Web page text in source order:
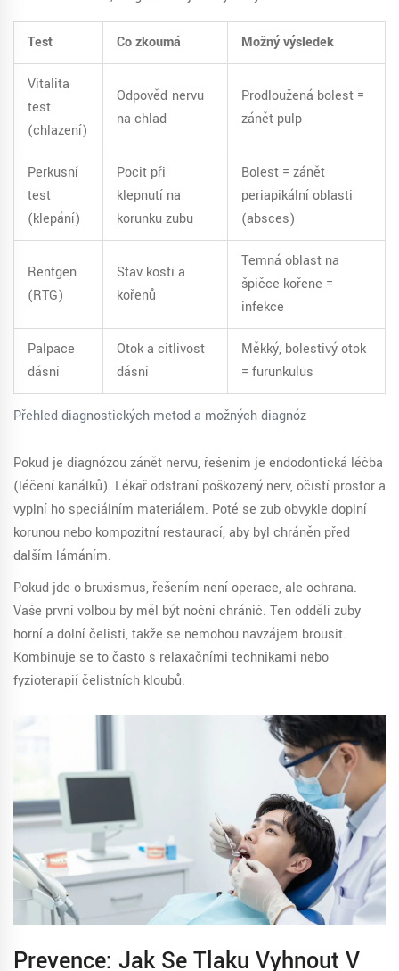
Přehled diagnostických metod a možných diagnóz
Test Co zkoumá Možný výsledek
Vitalita
test
(chlazení)
Odpověď nervu
na chlad
Prodloužená bolest =
zánět pulp
Perkusní
test
(klepání)
Pocit při
klepnutí na
korunku zubu
Bolest = zánět
periapikální oblasti
(absces)
Rentgen
(RTG)
Stav kosti a
kořenů
Temná oblast na
špičce kořene =
infekce
Palpace
dásní
Otok a citlivost
dásní
Měkký, bolestivý otok
= furunkulus
Pokud je diagnózou zánět nervu, řešením je endodontická léčba
(léčení kanálků). Lékař odstraní poškozený nerv, očistí prostor a
vyplní ho speciálním materiálem. Poté se zub obvykle doplní
korunou nebo kompozitní restaurací, aby byl chráněn před
dalším lámáním.
Pokud jde o bruxismus, řešením není operace, ale ochrana.
Vaše první volbou by měl být noční chránič. Ten oddělí zuby
horní a dolní čelisti, takže se nemohou navzájem brousit.
Kombinuje se to často s relaxačními technikami nebo
fyzioterapií čelistních kloubů.
Prevence: Jak Se Tlaku Vyhnout V